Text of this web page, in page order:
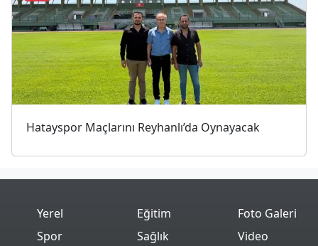
Hatayspor Maçlarını Reyhanlı’da Oynayacak
Yerel
Spor
Eğitim
Sağlık
Foto Galeri
Video